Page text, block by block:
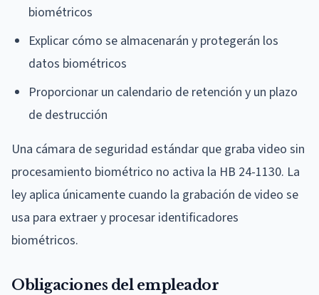
biométricos
Explicar cómo se almacenarán y protegerán los
datos biométricos
Proporcionar un calendario de retención y un plazo
de destrucción
Una cámara de seguridad estándar que graba video sin
procesamiento biométrico no activa la HB 24-1130. La
ley aplica únicamente cuando la grabación de video se
usa para extraer y procesar identificadores
biométricos.
Obligaciones del empleador